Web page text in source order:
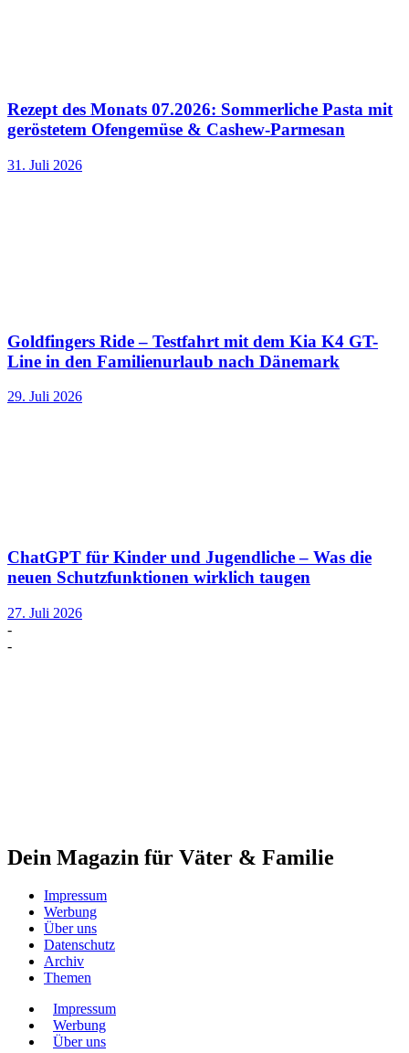
Rezept des Monats 07.2026: Sommerliche Pasta mit
geröstetem Ofengemüse & Cashew-Parmesan
31. Juli 2026
Goldfingers Ride – Testfahrt mit dem Kia K4 GT-
Line in den Familienurlaub nach Dänemark
29. Juli 2026
ChatGPT für Kinder und Jugendliche – Was die
neuen Schutzfunktionen wirklich taugen
27. Juli 2026
-
-
Dein Magazin für Väter & Familie
Impressum
Werbung
Über uns
Datenschutz
Archiv
Themen
Impressum
Werbung
Über uns